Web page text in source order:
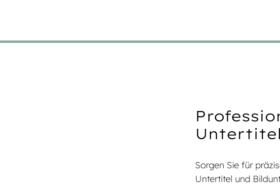
Sorgen Sie für
Untertitel und